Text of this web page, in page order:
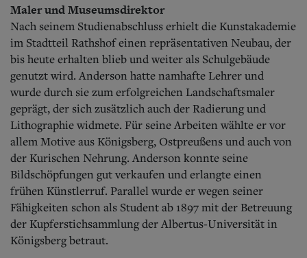
Maler und Museumsdirektor
Nach seinem Studienabschluss erhielt die Kunstakademie
im Stadtteil Rathshof einen repräsentativen Neubau, der
bis heute erhalten blieb und weiter als Schulgebäude
genutzt wird. Anderson hatte namhafte Lehrer und
wurde durch sie zum erfolgreichen Landschaftsmaler
geprägt, der sich zusätzlich auch der Radierung und
Lithographie widmete. Für seine Arbeiten wählte er vor
allem Motive aus Königsberg, Ostpreußens und auch von
der Kurischen Nehrung. Anderson konnte seine
Bildschöpfungen gut verkaufen und erlangte einen
frühen Künstlerruf. Parallel wurde er wegen seiner
Fähigkeiten schon als Student ab 1897 mit der Betreuung
der Kupferstichsammlung der Albertus-Universität in
Königsberg betraut.